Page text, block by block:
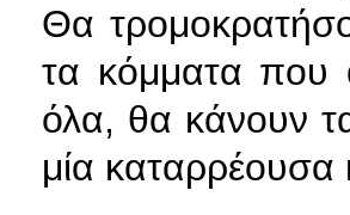
Θα
τα κόμματα που
όλα, θα κάνουν
μία